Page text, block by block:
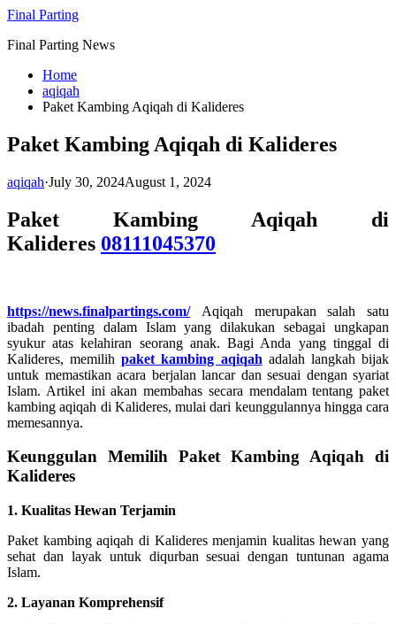
Skip
content
Final Parting
Final Parting News
Home
aqiqah
Paket Kambing Aqiqah di Kalideres
Paket Kambing Aqiqah di Kalideres
aqiqah·July 30, 2024August 1, 2024
Paket Kambing Aqiqah di
Kalideres 08111045370
https://news.finalpartings.com/Aqiqah merupakan salah satu
ibadah penting dalam Islam yang dilakukan sebagai ungkapan
syukur atas kelahiran seorang anak. Bagi Anda yang tinggal di
Kalideres, memilihpaket kambing aqiqah adalah langkah bijak
untuk memastikan acara berjalan lancar dan sesuai dengan syariat
Islam. Artikel ini akan membahas secara mendalam tentang paket
kambing aqiqah di Kalideres, mulai dari keunggulannya hingga cara
memesannya.
Keunggulan Memilih Paket Kambing Aqiqah di
Kalideres
1. Kualitas Hewan Terjamin
Paket kambing aqiqah di Kalideres menjamin kualitas hewan yang
sehat dan layak untuk diqurban sesuai dengan tuntunan agama
Islam.
2. Layanan Komprehensif